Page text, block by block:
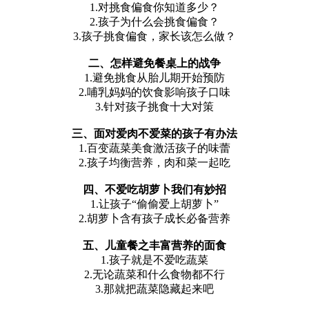
1.对挑食偏食你知道多少？
2.孩子为什么会挑食偏食？
3.孩子挑食偏食，家长该怎么做？
二、怎样避免餐桌上的战争
1.避免挑食从胎儿期开始预防
2.哺乳妈妈的饮食影响孩子口味
3.针对孩子挑食十大对策
三、面对爱肉不爱菜的孩子有办法
1.百变蔬菜美食激活孩子的味蕾
2.孩子均衡营养，肉和菜一起吃
四、不爱吃胡萝卜我们有妙招
1.让孩子“偷偷爱上胡萝卜”
2.胡萝卜含有孩子成长必备营养
五、儿童餐之丰富营养的面食
1.孩子就是不爱吃蔬菜
2.无论蔬菜和什么食物都不行
3.那就把蔬菜隐藏起来吧